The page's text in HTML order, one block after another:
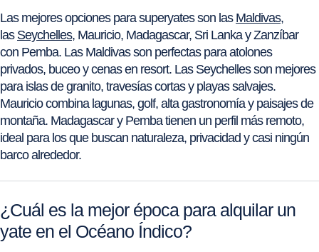
Las mejores opciones para superyates son las Maldivas,
las Seychelles, Mauricio, Madagascar, Sri Lanka y Zanzíbar
con Pemba. Las Maldivas son perfectas para atolones
privados, buceo y cenas en resort. Las Seychelles son mejores
para islas de granito, travesías cortas y playas salvajes.
Mauricio combina lagunas, golf, alta gastronomía y paisajes de
montaña. Madagascar y Pemba tienen un perfil más remoto,
ideal para los que buscan naturaleza, privacidad y casi ningún
barco alrededor.
¿Cuál es la mejor época para alquilar un
yate en el Océano Índico?